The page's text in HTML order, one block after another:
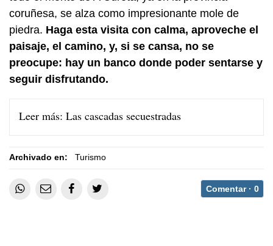
coruñesa, se alza como impresionante mole de
piedra. Haga esta visita con calma, aproveche el
paisaje, el camino, y, si se cansa, no se
preocupe: hay un banco donde poder sentarse y
seguir disfrutando.
Leer más: Las cascadas secuestradas
Archivado en: Turismo
Comentar · 0